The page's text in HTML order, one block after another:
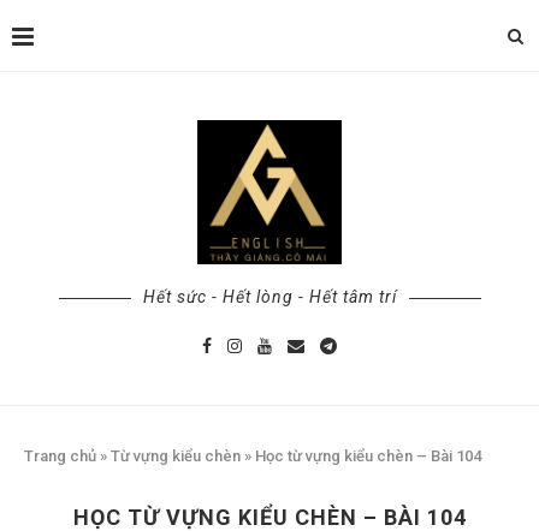
Hết sức - Hết lòng - Hết tâm trí
Trang chủ » Từ vựng kiểu chèn » Học từ vựng kiểu chèn – Bài 104
HỌC TỪ VỰNG KIỂU CHÈN – BÀI 104